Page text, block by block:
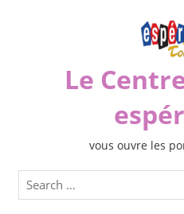
Le
vous ouvre les